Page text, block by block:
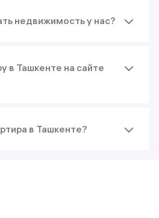
недвижимость у нас?
в Ташкенте на сайте
в Ташкенте?